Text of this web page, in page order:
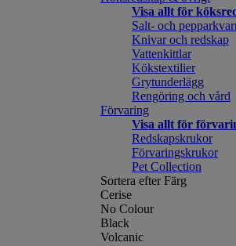
Visa allt för
Salt- och
Knivar och redskap
Vattenkittlar
Kökstextilier
Grytunderlägg
Rengöring och vård
Förvaring
Visa allt för
Redskapskrukor
Förvaringskrukor
Pet Collection
Sortera efter Färg
Cerise
No Colour
Black
Volcanic